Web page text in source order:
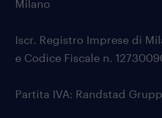
Milano
Iscr. Registro Imprese di
e Codice Fiscale n.
Partita IVA: Randstad